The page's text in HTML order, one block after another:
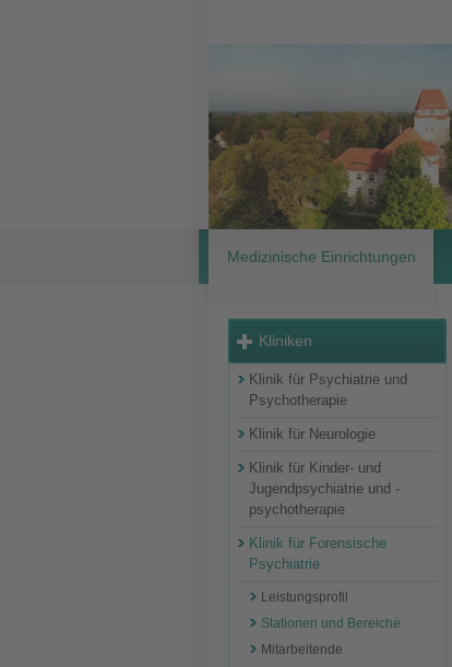
Medizinische Einrichtungen
Kliniken
Klinik für Psychiatrie und
Psychotherapie
Klinik für Neurologie
Klinik für Kinder- und
Jugendpsychiatrie und -
psychotherapie
Klinik für Forensische
Psychiatrie
Leistungsprofil
Stationen und Bereiche
Mitarbeitende